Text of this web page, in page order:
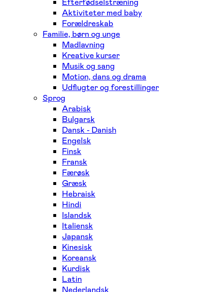
Aktiviteter med baby
Forældreskab
Familie, børn og unge
Madlavning
Kreative kurser
Musik og sang
Motion, dans og drama
Udflugter og forestillinger
Sprog
Arabisk
Bulgarsk
Dansk - Danish
Engelsk
Finsk
Fransk
Færøsk
Græsk
Hebraisk
Hindi
Islandsk
Italiensk
Japansk
Kinesisk
Koreansk
Kurdisk
Latin
Nederlandsk